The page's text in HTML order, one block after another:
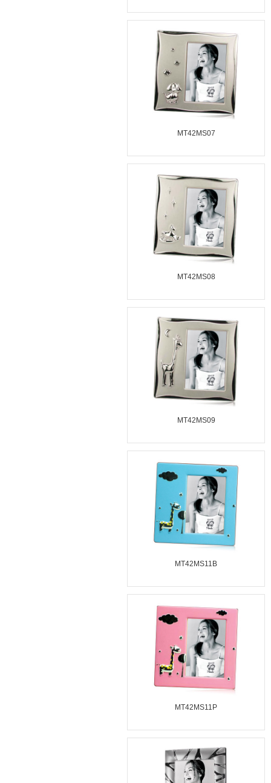
MT42MS07
MT42MS08
MT42MS09
MT42MS11B
MT42MS11P